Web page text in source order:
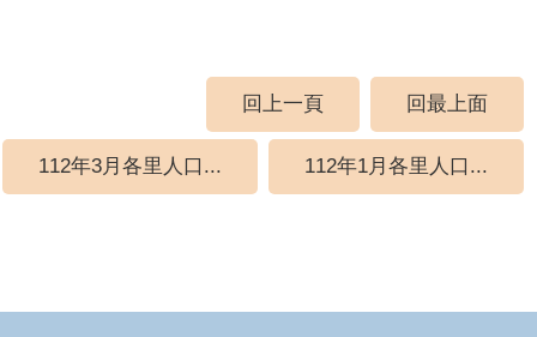
回上一頁 回最上面
112年3月各里人口... 112年1月各里人口...